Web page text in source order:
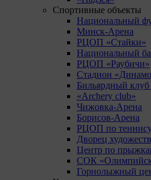
Спортивные объекты
Национальный
Минск-Арена
РЦОП «Стайки»
Национальный
РЦОП «Раубичи»
Стадион
Бильярдный клуб
«Archery club»
Чижовка-Арена
Борисов-Арена
РЦОП по
Дворец
Центр по
СОК
Горнолыжный